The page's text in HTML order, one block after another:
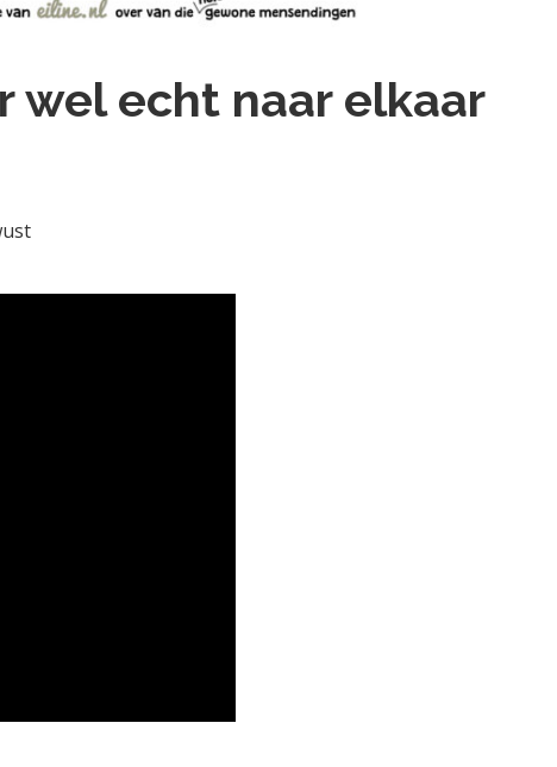
wel echt naar elkaar